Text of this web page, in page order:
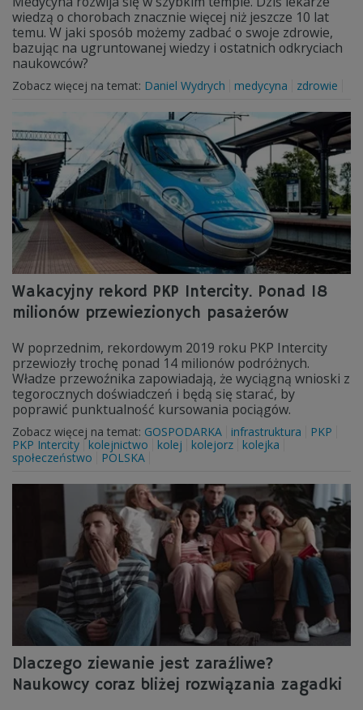
wiedzą o chorobach znacznie więcej niż jeszcze 10 lat
temu. W jaki sposób możemy zadbać o swoje zdrowie,
bazując na ugruntowanej wiedzy i ostatnich odkryciach
naukowców?
Zobacz więcej na temat: Daniel Wydrych medycyna zdrowie
Wakacyjny rekord PKP Intercity. Ponad 18
milionów przewiezionych pasażerów
W poprzednim, rekordowym 2019 roku PKP Intercity
przewiozły trochę ponad 14 milionów podróżnych.
Władze przewoźnika zapowiadają, że wyciągną wnioski z
tegorocznych doświadczeń i będą się starać, by
poprawić punktualność kursowania pociągów.
Zobacz więcej na temat: GOSPODARKA infrastruktura
PKP
PKP Intercity
kolejnictwo kolej kolejorz
kolejka
społeczeństwo
POLSKA
Dlaczego ziewanie jest zaraźliwe?
Naukowcy coraz bliżej rozwiązania zagadki